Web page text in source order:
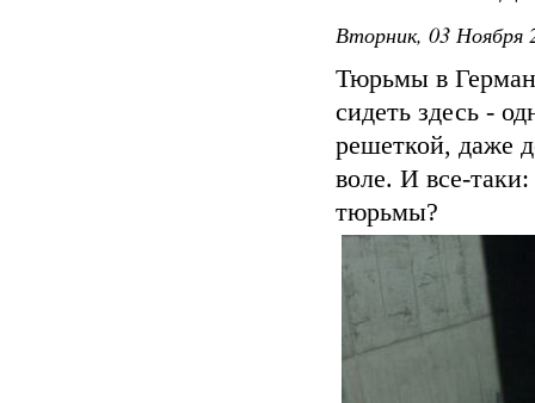
Вторник, 03 Ноября
Тюрьмы в
сидеть здесь -
решеткой, даже
воле. И все-
тюрьмы?